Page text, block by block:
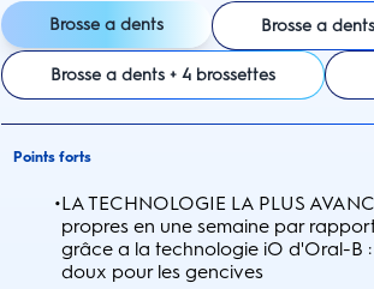
Brosse a dents Brosse a
Brosse a dents + 4 brossettes
Points forts
•LA TECHNOLOGIE LA PLUS
propres en une semaine par
grâce a la technologie iO d'Oral-B
doux pour les gencives